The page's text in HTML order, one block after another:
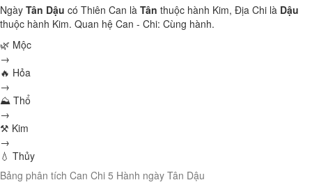
Ngày Tân Dậu có Thiên Can là Tân thuộc hành Kim, Địa Chi là Dậu
thuộc hành Kim. Quan hệ Can - Chi: Cùng hành.
🌿 Mộc
→
🔥 Hỏa
→
⛰ Thổ
→
⚒ Kim
→
💧 Thủy
Bảng phân tích Can Chi 5 Hành ngày Tân Dậu